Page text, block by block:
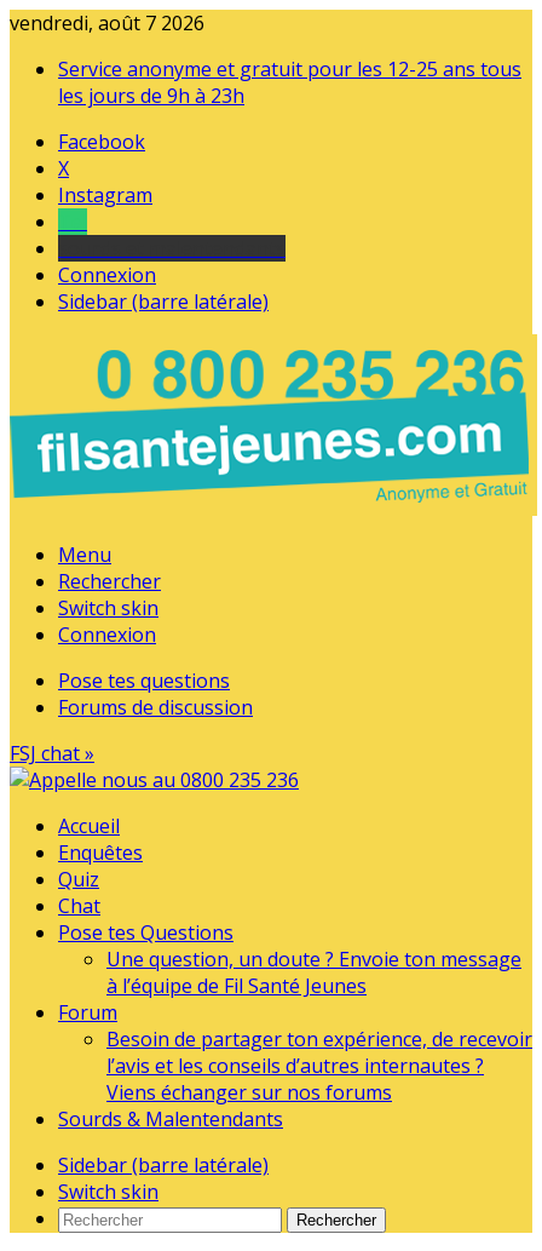
vendredi, août 7 2026
Service anonyme et gratuit pour les 12-25 ans tous
les jours de 9h à 23h
Facebook
X
Instagram
Connexion
Sidebar (barre latérale)
Menu
Rechercher
Switch skin
Connexion
Pose tes questions
Forums de discussion
FSJ chat »
Accueil
Enquêtes
Quiz
Chat
Pose tes Questions
Une question, un doute ? Envoie ton message
à l’équipe de Fil Santé Jeunes
Forum
Besoin de partager ton expérience, de recevoir
l’avis et les conseils d’autres internautes ?
Viens échanger sur nos forums
Sourds & Malentendants
Sidebar (barre latérale)
Switch skin
Rechercher